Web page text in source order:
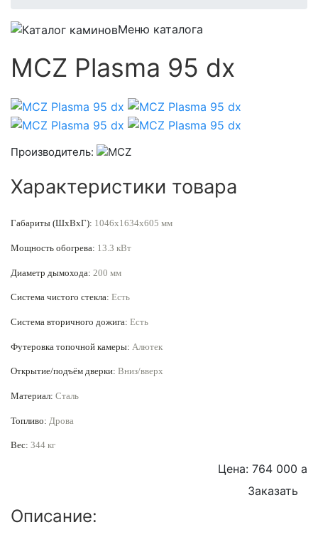
Меню каталога
MCZ Plasma 95 dx
Производитель:
Характеристики товара
Габариты (ШxВxГ): 1046x1634x605 мм
Мощность обогрева: 13.3 кВт
Диаметр дымохода: 200 мм
Система чистого стекла: Есть
Система вторичного дожига: Есть
Футеровка топочной камеры: Алютек
Открытие/подъём дверки: Вниз/вверх
Материал: Сталь
Топливо: Дрова
Вес: 344 кг
Цена: 764 000 a
Заказать
Описание: